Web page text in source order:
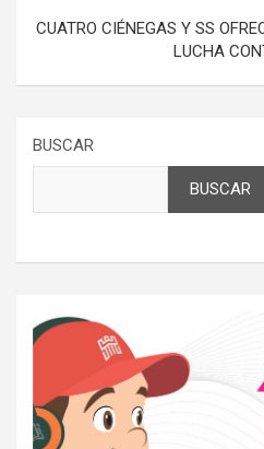
CUATRO CIÉNEGAS Y SS
LUCHA
BUSCAR
BUSCAR